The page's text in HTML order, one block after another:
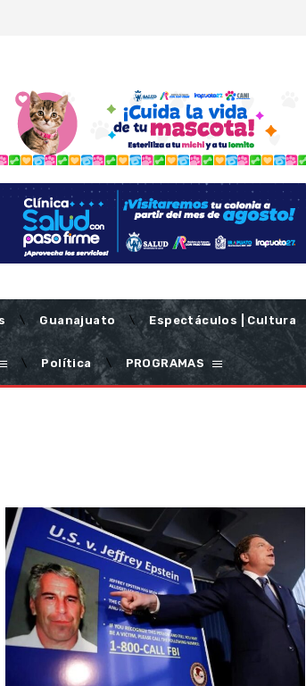
Guanajuato Espectáculos | Cultura
Política PROGRAMAS